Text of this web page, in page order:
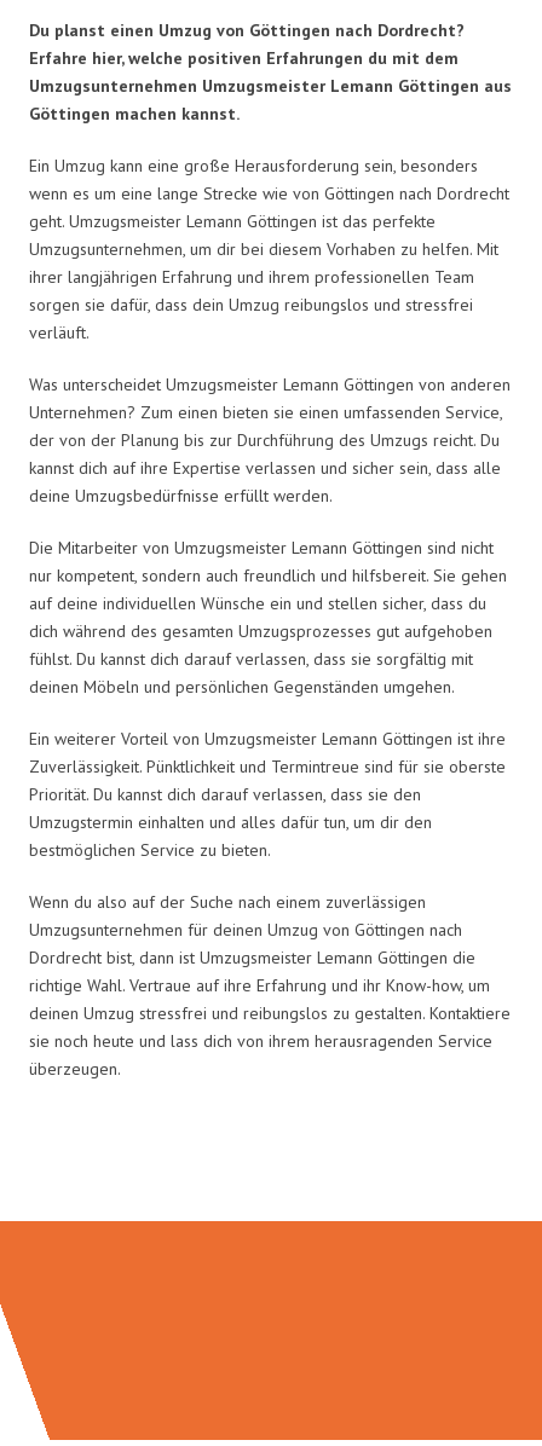
Du planst einen Umzug von Göttingen nach Dordrecht?
Erfahre hier, welche positiven Erfahrungen du mit dem
Umzugsunternehmen Umzugsmeister Lemann Göttingen aus
Göttingen machen kannst.
Ein Umzug kann eine große Herausforderung sein, besonders
wenn es um eine lange Strecke wie von Göttingen nach Dordrecht
geht. Umzugsmeister Lemann Göttingen ist das perfekte
Umzugsunternehmen, um dir bei diesem Vorhaben zu helfen. Mit
ihrer langjährigen Erfahrung und ihrem professionellen Team
sorgen sie dafür, dass dein Umzug reibungslos und stressfrei
verläuft.
Was unterscheidet Umzugsmeister Lemann Göttingen von anderen
Unternehmen? Zum einen bieten sie einen umfassenden Service,
der von der Planung bis zur Durchführung des Umzugs reicht. Du
kannst dich auf ihre Expertise verlassen und sicher sein, dass alle
deine Umzugsbedürfnisse erfüllt werden.
Die Mitarbeiter von Umzugsmeister Lemann Göttingen sind nicht
nur kompetent, sondern auch freundlich und hilfsbereit. Sie gehen
auf deine individuellen Wünsche ein und stellen sicher, dass du
dich während des gesamten Umzugsprozesses gut aufgehoben
fühlst. Du kannst dich darauf verlassen, dass sie sorgfältig mit
deinen Möbeln und persönlichen Gegenständen umgehen.
Ein weiterer Vorteil von Umzugsmeister Lemann Göttingen ist ihre
Zuverlässigkeit. Pünktlichkeit und Termintreue sind für sie oberste
Priorität. Du kannst dich darauf verlassen, dass sie den
Umzugstermin einhalten und alles dafür tun, um dir den
bestmöglichen Service zu bieten.
Wenn du also auf der Suche nach einem zuverlässigen
Umzugsunternehmen für deinen Umzug von Göttingen nach
Dordrecht bist, dann ist Umzugsmeister Lemann Göttingen die
richtige Wahl. Vertraue auf ihre Erfahrung und ihr Know-how, um
deinen Umzug stressfrei und reibungslos zu gestalten. Kontaktiere
sie noch heute und lass dich von ihrem herausragenden Service
überzeugen.